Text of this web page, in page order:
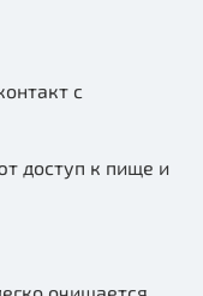
с
доступ к пище и